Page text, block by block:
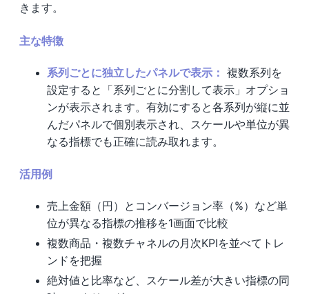
きます。
主な特徴
系列ごとに独立したパネルで表示： 複数系列を
設定すると「系列ごとに分割して表示」オプショ
ンが表示されます。有効にすると各系列が縦に並
んだパネルで個別表示され、スケールや単位が異
なる指標でも正確に読み取れます。
活用例
売上金額（円）とコンバージョン率（%）など単
位が異なる指標の推移を1画面で比較
複数商品・複数チャネルの月次KPIを並べてトレ
ンドを把握
絶対値と比率など、スケール差が大きい指標の同